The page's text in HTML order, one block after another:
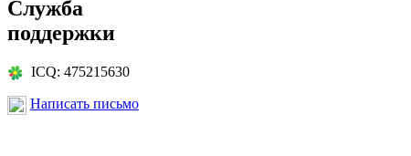
Служба
поддержки
ICQ: 475215630
Написать письмо